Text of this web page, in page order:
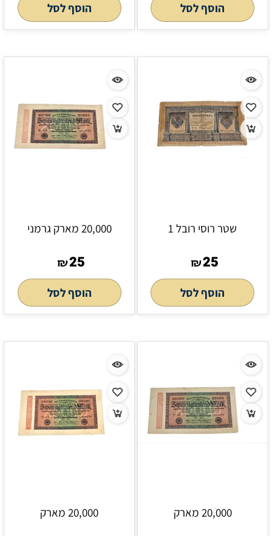
הוסף לסל הוסף לסל
שטר רוסי רובל 1
₪25
הוסף לסל
20,000 מארק גרמני
₪25
הוסף לסל
20,000 מארק 20,000 מארק